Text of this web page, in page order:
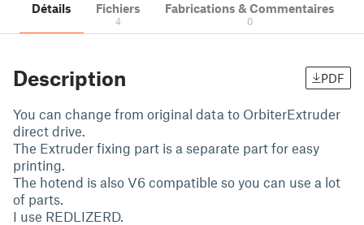
Détails Fichiers
4
Fabrications & Commentaires
0
Description PDF
You can change from original data to OrbiterExtruder
direct drive.
The Extruder fixing part is a separate part for easy
printing.
The hotend is also V6 compatible so you can use a lot
of parts.
I use REDLIZERD.